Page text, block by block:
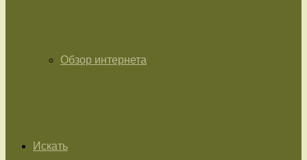
Обзор интернета
Искать